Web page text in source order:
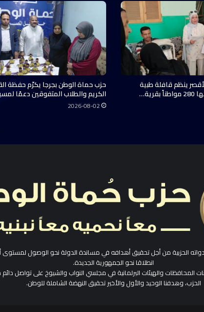
ينظم قافلة طبية حزب حماة الوطن بجرجا يكرّم حفظة
الكريم والطلاب المتفوقين دعمًا
2026-08-02
الحزبية من أجل تحقيق أهدافه في مساندة الدولة نحو الوصول
انطلاقا نحو الجمهورية الجديدة.
المحافظات والهيئات البرلمانية في مجلسي النواب والشيوخ على تواصل
الحزب، وهدفنا الوحيد والأول والأخير تحقيق النهضة الشاملة للوطن.